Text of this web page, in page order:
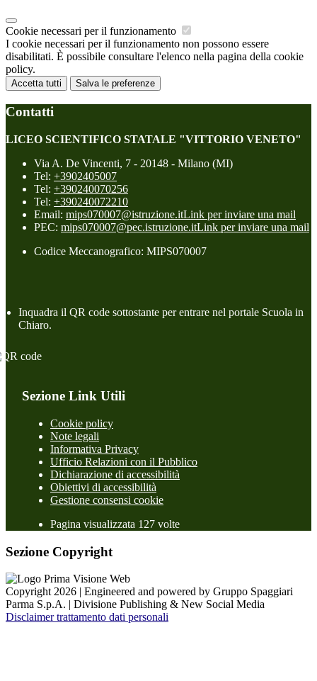
Cookie necessari per il funzionamento
I cookie necessari per il funzionamento non possono essere
disabilitati. È possibile consultare l'elenco nella pagina della cookie
policy.
Accetta tutti Salva le preferenze
Contatti
LICEO SCIENTIFICO STATALE "VITTORIO VENETO"
Via A. De Vincenti, 7 - 20148 - Milano (MI)
Tel: +3902405007
Tel: +390240070256
Tel: +390240072210
Email: mips070007@istruzione.itLink per inviare una mail
PEC: mips070007@pec.istruzione.itLink per inviare una mail
Codice Meccanografico: MIPS070007
Inquadra il QR code sottostante per entrare nel portale Scuola in
Chiaro.
Sezione Link Utili
Cookie policy
Note legali
Informativa Privacy
Ufficio Relazioni con il Pubblico
Dichiarazione di accessibilità
Obiettivi di accessibilità
Gestione consensi cookie
Pagina visualizzata 127 volte
Sezione Copyright
Copyright 2026 | Engineered and powered by Gruppo Spaggiari
Parma S.p.A. | Divisione Publishing & New Social Media
Disclaimer trattamento dati personali